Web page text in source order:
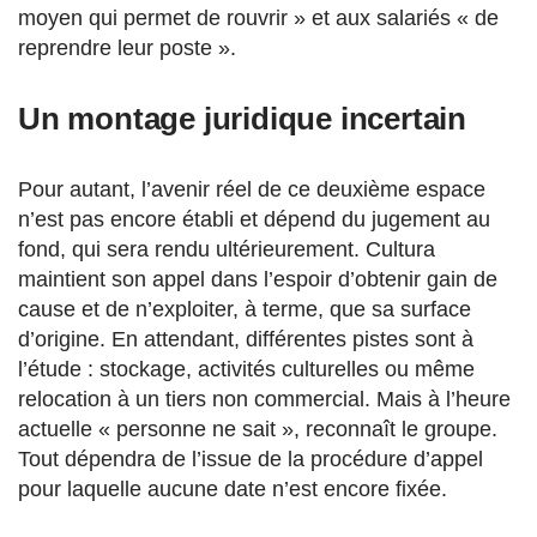
moyen qui permet de rouvrir » et aux salariés « de
reprendre leur poste ».
Un montage juridique incertain
Pour autant, l’avenir réel de ce deuxième espace
n’est pas encore établi et dépend du jugement au
fond, qui sera rendu ultérieurement. Cultura
maintient son appel dans l’espoir d’obtenir gain de
cause et de n’exploiter, à terme, que sa surface
d’origine. En attendant, différentes pistes sont à
l’étude : stockage, activités culturelles ou même
relocation à un tiers non commercial. Mais à l’heure
actuelle « personne ne sait », reconnaît le groupe.
Tout dépendra de l’issue de la procédure d’appel
pour laquelle aucune date n’est encore fixée.